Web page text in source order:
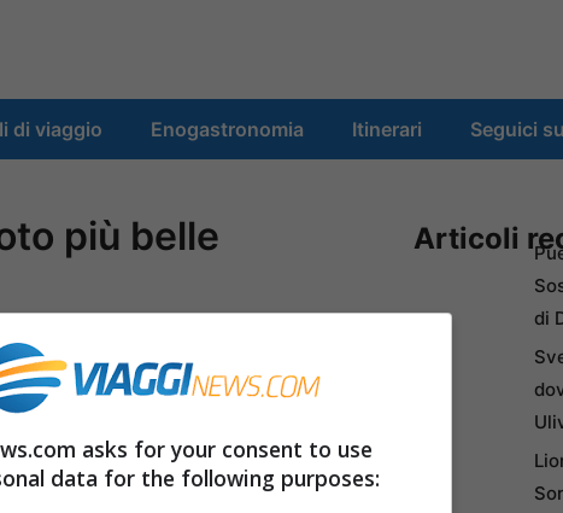
di viaggio Enogastronomia Itinerari Seguici
più belle Articoli
di
asks for your consent to use
data for the following purposes: